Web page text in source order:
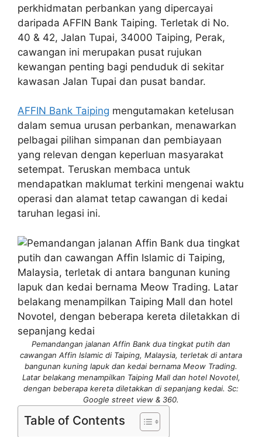
perkhidmatan perbankan yang dipercayai
daripada AFFIN Bank Taiping. Terletak di No.
40 & 42, Jalan Tupai, 34000 Taiping, Perak,
cawangan ini merupakan pusat rujukan
kewangan penting bagi penduduk di sekitar
kawasan Jalan Tupai dan pusat bandar.
AFFIN Bank Taiping mengutamakan ketelusan
dalam semua urusan perbankan, menawarkan
pelbagai pilihan simpanan dan pembiayaan
yang relevan dengan keperluan masyarakat
setempat. Teruskan membaca untuk
mendapatkan maklumat terkini mengenai waktu
operasi dan alamat tetap cawangan di kedai
taruhan legasi ini.
Pemandangan jalanan Affin Bank dua tingkat putih dan
cawangan Affin Islamic di Taiping, Malaysia, terletak di antara
bangunan kuning lapuk dan kedai bernama Meow Trading.
Latar belakang menampilkan Taiping Mall dan hotel Novotel,
dengan beberapa kereta diletakkan di sepanjang kedai. Sc:
Google street view & 360.
Table of Contents